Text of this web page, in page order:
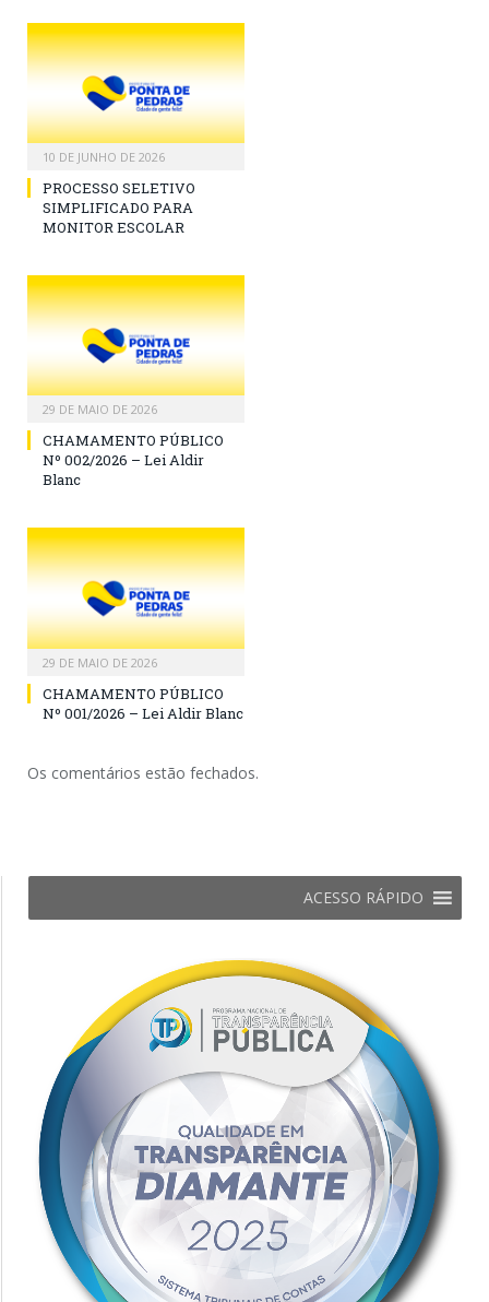
10 DE JUNHO DE 2026
PROCESSO SELETIVO
SIMPLIFICADO PARA
MONITOR ESCOLAR
29 DE MAIO DE 2026
CHAMAMENTO PÚBLICO
Nº 002/2026 – Lei Aldir
Blanc
29 DE MAIO DE 2026
CHAMAMENTO PÚBLICO
Nº 001/2026 – Lei Aldir Blanc
Os comentários estão fechados.
ACESSO RÁPIDO